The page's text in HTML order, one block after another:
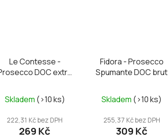
Le Contesse -
DOC extra
Skladem (>10 ks)
222,31 Kč bez DPH
269 Kč
Fidora - Prosecco
Spumante DOC brut
Skladem (>10 ks)
255,37 Kč bez DPH
309 Kč